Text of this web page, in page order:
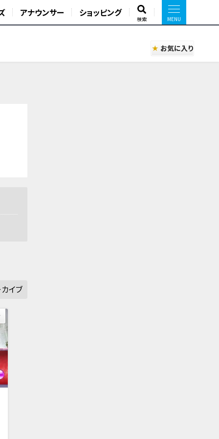
アナウンサー ショッピング
検索
お気に入り